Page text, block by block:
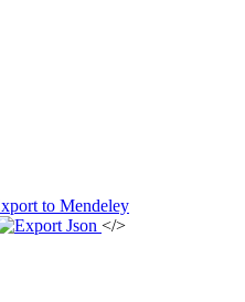
</>